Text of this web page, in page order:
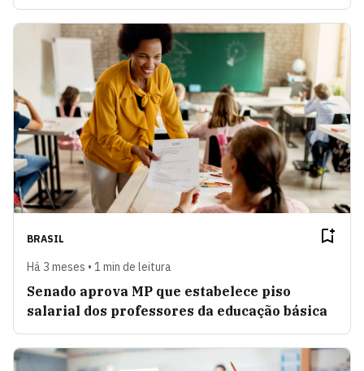
BRASIL
Há 3 meses • 1 min de leitura
Senado aprova MP que estabelece piso
salarial dos professores da educação básica